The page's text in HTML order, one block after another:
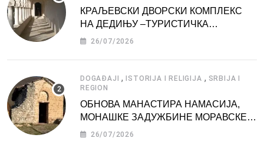
КРАЉЕВСКИ ДВОРСКИ КОМПЛЕКС
НА ДЕДИЊУ –ТУРИСТИЧКА
АТРАКЦИЈА
26/07/2026
DOGAĐAJI , ISTORIJA I RELIGIJA , SRBIJA I
REGION
ОБНОВА МАНАСТИРА НАМАСИЈА,
МОНАШКЕ ЗАДУЖБИНЕ МОРАВСКЕ
СРБИЈЕ
26/07/2026